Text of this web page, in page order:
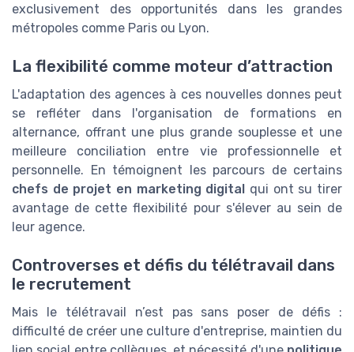
exclusivement des opportunités dans les grandes
métropoles comme Paris ou Lyon.
La flexibilité comme moteur d’attraction
L'adaptation des agences à ces nouvelles donnes peut
se refléter dans l'organisation de formations en
alternance, offrant une plus grande souplesse et une
meilleure conciliation entre vie professionnelle et
personnelle. En témoignent les parcours de certains
chefs de projet en marketing digital qui ont su tirer
avantage de cette flexibilité pour s'élever au sein de
leur agence.
Controverses et défis du télétravail dans
le recrutement
Mais le télétravail n’est pas sans poser de défis :
difficulté de créer une culture d'entreprise, maintien du